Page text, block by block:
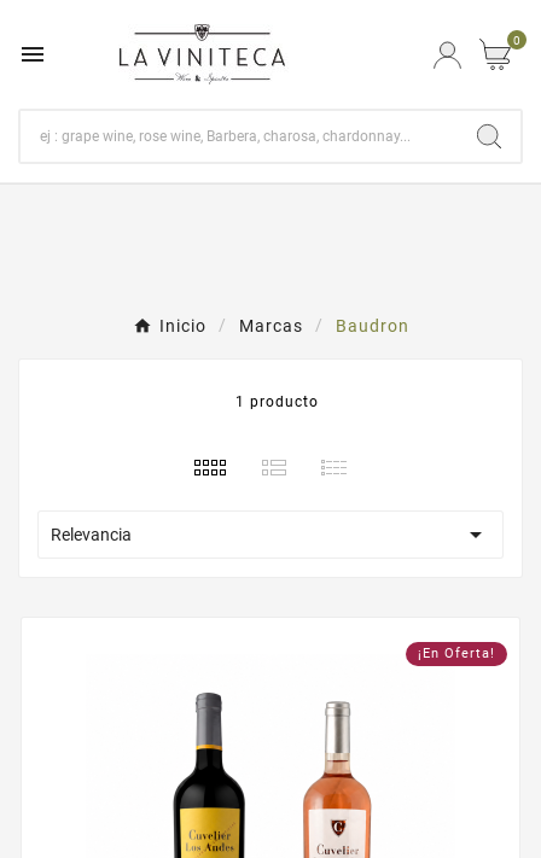
 0
Inicio Marcas Baudron
1 producto
Relevancia 
¡En Oferta!